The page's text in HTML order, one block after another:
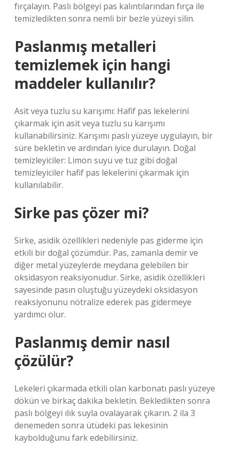
fırçalayın. Paslı bölgeyi pas kalıntılarından fırça ile
temizledikten sonra nemli bir bezle yüzeyi silin.
Paslanmış metalleri
temizlemek için hangi
maddeler kullanılır?
Asit veya tuzlu su karışımı: Hafif pas lekelerini
çıkarmak için asit veya tuzlu su karışımı
kullanabilirsiniz. Karışımı paslı yüzeye uygulayın, bir
süre bekletin ve ardından iyice durulayın. Doğal
temizleyiciler: Limon suyu ve tuz gibi doğal
temizleyiciler hafif pas lekelerini çıkarmak için
kullanılabilir.
Sirke pas çözer mi?
Sirke, asidik özellikleri nedeniyle pas giderme için
etkili bir doğal çözümdür. Pas, zamanla demir ve
diğer metal yüzeylerde meydana gelebilen bir
oksidasyon reaksiyonudur. Sirke, asidik özellikleri
sayesinde pasın oluştuğu yüzeydeki oksidasyon
reaksiyonunu nötralize ederek pas gidermeye
yardımcı olur.
Paslanmış demir nasıl
çözülür?
Lekeleri çıkarmada etkili olan karbonatı paslı yüzeye
dökün ve birkaç dakika bekletin. Bekledikten sonra
paslı bölgeyi ılık suyla ovalayarak çıkarın. 2 ila 3
denemeden sonra ütüdeki pas lekesinin
kaybolduğunu fark edebilirsiniz.